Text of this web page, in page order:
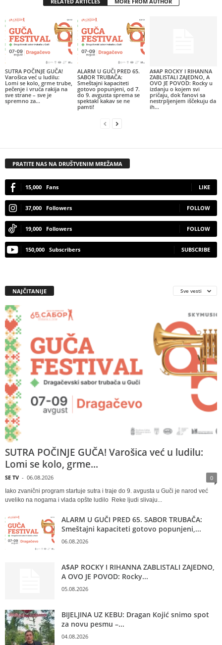
SUTRA POČINJE GUČA!
Varošica već u ludilu:
Lomi se kolo, grme trube,
pečenje i vruća rakija na
sve strane – sve je
spremno za...
ALARM U GUČI PRED 65.
SABOR TRUBAČA:
Smeštajni kapaciteti
gotovo popunjeni, od 7.
do 9. avgusta sprema se
spektakl kakav se ne
pamti!
A$AP ROCKY I RIHANNA
ZABLISTALI ZAJEDNO, A
OVO JE POVOD: Rocky u
izdanju o kojem svi
pričaju, dok fanovi sa
nestrpljenjem iščekuju da
ih...
PRATITE NAS NA DRUŠTVENIM MREŽAMA
15,000 Fans LIKE
37,000 Followers FOLLOW
19,000 Followers FOLLOW
150,000 Subscribers SUBSCRIBE
NAJČITANIJE Sve vesti
SUTRA POČINJE GUČA! Varošica već u ludilu:
Lomi se kolo, grme...
SE TV - 06.08.2026 0
Iako zvanični program startuje sutra i traje do 9. avgusta u Guči je narod već
uveliko na nogama i vlada opšte ludilo Reke ljudi slivaju...
ALARM U GUČI PRED 65. SABOR TRUBAČA:
Smeštajni kapaciteti gotovo popunjeni,...
06.08.2026
A$AP ROCKY I RIHANNA ZABLISTALI ZAJEDNO,
A OVO JE POVOD: Rocky...
05.08.2026
BIJELJINA UZ KEBU: Dragan Kojić snimo spot
za novu pesmu –...
04.08.2026